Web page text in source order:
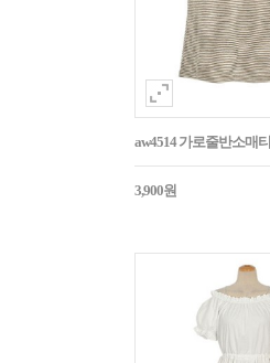
aw4514 가로줄반소매
3,900원